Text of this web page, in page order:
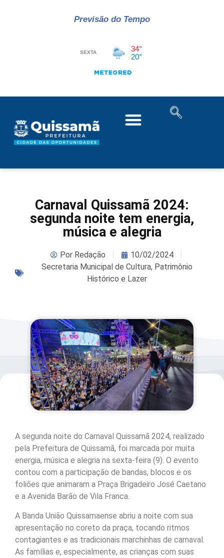
Previsão do Tempo
Carnaval Quissamã 2024:
segunda noite tem energia,
música e alegria
PorRedação
10/02/2024
Secretaria Municipal de Cultura, Patrimônio
Histórico e Lazer
A segunda noite do Carnaval Quissamã 2024, realizado
pela Prefeitura de Quissamã, foi marcada por muita
energia, música e alegria na sexta-feira (9). O evento
contou com a participação de bandas, blocos e os
foliões que animaram a Praça Brigadeiro José Caetano
e a Avenida Barão de Vila Franca.
A Banda União Quissamaense abriu a noite com sua
apresentação no coreto da praça, tocando ritmos
contagiantes e as tradicionais marchinhas de carnaval.
As famílias e, especialmente, as crianças com suas